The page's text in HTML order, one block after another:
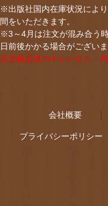
※出版社国内在庫状況によ
間をいただきます。
※3～4月は注文が混み合う
日前後かかる場合がございま
注文確定後のキャンセル・
会社概要
プライバシーポリシー